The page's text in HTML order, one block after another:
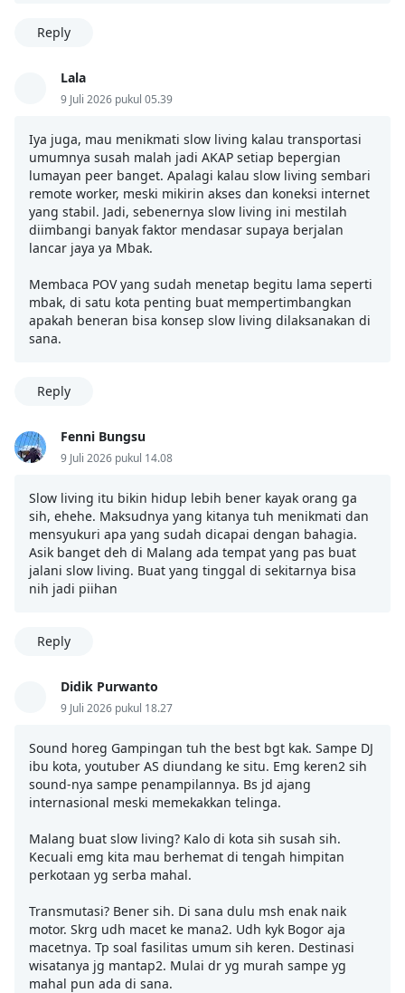
Reply
Lala
9 Juli 2026 pukul 05.39
Iya juga, mau menikmati slow living kalau transportasi
umumnya susah malah jadi AKAP setiap bepergian
lumayan peer banget. Apalagi kalau slow living sembari
remote worker, meski mikirin akses dan koneksi internet
yang stabil. Jadi, sebenernya slow living ini mestilah
diimbangi banyak faktor mendasar supaya berjalan
lancar jaya ya Mbak.
Membaca POV yang sudah menetap begitu lama seperti
mbak, di satu kota penting buat mempertimbangkan
apakah beneran bisa konsep slow living dilaksanakan di
sana.
Reply
Fenni Bungsu
9 Juli 2026 pukul 14.08
Slow living itu bikin hidup lebih bener kayak orang ga
sih, ehehe. Maksudnya yang kitanya tuh menikmati dan
mensyukuri apa yang sudah dicapai dengan bahagia.
Asik banget deh di Malang ada tempat yang pas buat
jalani slow living. Buat yang tinggal di sekitarnya bisa
nih jadi piihan
Reply
Didik Purwanto
9 Juli 2026 pukul 18.27
Sound horeg Gampingan tuh the best bgt kak. Sampe DJ
ibu kota, youtuber AS diundang ke situ. Emg keren2 sih
sound-nya sampe penampilannya. Bs jd ajang
internasional meski memekakkan telinga.
Malang buat slow living? Kalo di kota sih susah sih.
Kecuali emg kita mau berhemat di tengah himpitan
perkotaan yg serba mahal.
Transmutasi? Bener sih. Di sana dulu msh enak naik
motor. Skrg udh macet ke mana2. Udh kyk Bogor aja
macetnya. Tp soal fasilitas umum sih keren. Destinasi
wisatanya jg mantap2. Mulai dr yg murah sampe yg
mahal pun ada di sana.